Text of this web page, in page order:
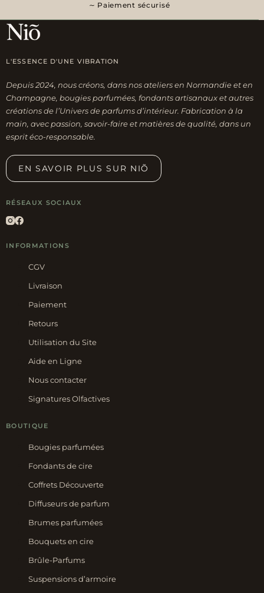
Paiement sécurisé
L'ESSENCE D'UNE VIBRATION
Depuis 2024, nous créons, dans nos ateliers en Normandie et en
Champagne, bougies parfumées, fondants artisanaux et autres
créations de l’Univers de parfums d’intérieur. Fabrication à la
main, avec passion, savoir-faire et matières de qualité, dans un
esprit éco-responsable.
EN SAVOIR PLUS SUR NIÕ
RÉSEAUX SOCIAUX
INFORMATIONS
CGV
Livraison
Paiement
Retours
Utilisation du Site
Aide en Ligne
Nous contacter
Signatures Olfactives
BOUTIQUE
Bougies parfumées
Fondants de cire
Coffrets Découverte
Diffuseurs de parfum
Brumes parfumées
Bouquets en cire
Brûle-Parfums
Suspensions d’armoire